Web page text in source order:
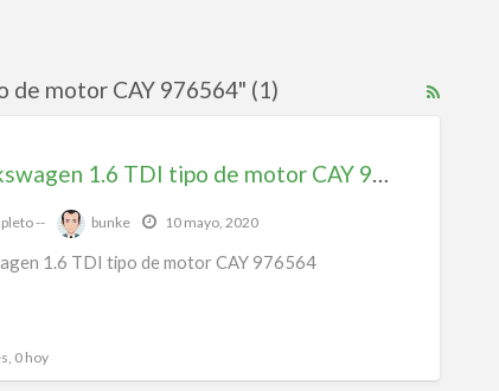
RSS
tipo
motor CAY 976564" (1)
Motor Volkswagen 1.6 TDI tipo de motor CAY 976564
-- bunke 10 mayo, 2020
1.6 TDI tipo de motor CAY 976564
0 hoy